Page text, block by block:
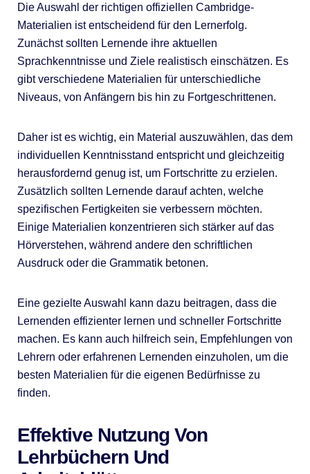
Die Auswahl der richtigen offiziellen Cambridge-
Materialien ist entscheidend für den Lernerfolg.
Zunächst sollten Lernende ihre aktuellen
Sprachkenntnisse und Ziele realistisch einschätzen. Es
gibt verschiedene Materialien für unterschiedliche
Niveaus, von Anfängern bis hin zu Fortgeschrittenen.
Daher ist es wichtig, ein Material auszuwählen, das dem
individuellen Kenntnisstand entspricht und gleichzeitig
herausfordernd genug ist, um Fortschritte zu erzielen.
Zusätzlich sollten Lernende darauf achten, welche
spezifischen Fertigkeiten sie verbessern möchten.
Einige Materialien konzentrieren sich stärker auf das
Hörverstehen, während andere den schriftlichen
Ausdruck oder die Grammatik betonen.
Eine gezielte Auswahl kann dazu beitragen, dass die
Lernenden effizienter lernen und schneller Fortschritte
machen. Es kann auch hilfreich sein, Empfehlungen von
Lehrern oder erfahrenen Lernenden einzuholen, um die
besten Materialien für die eigenen Bedürfnisse zu
finden.
Effektive Nutzung Von
Lehrbüchern Und